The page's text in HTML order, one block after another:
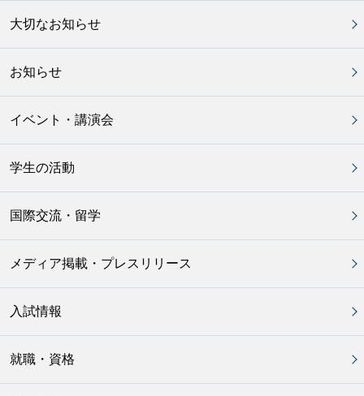
大切なお知らせ
お知らせ
イベント・講演会
学生の活動
国際交流・留学
メディア掲載・プレスリリース
入試情報
就職・資格